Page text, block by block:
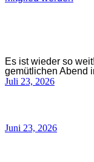
Es ist wieder so
gemütlichen Abend
Juli 23, 2026
Juni 23, 2026